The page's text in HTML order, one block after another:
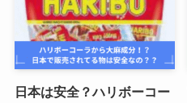
日本は安全？ハリボーコー